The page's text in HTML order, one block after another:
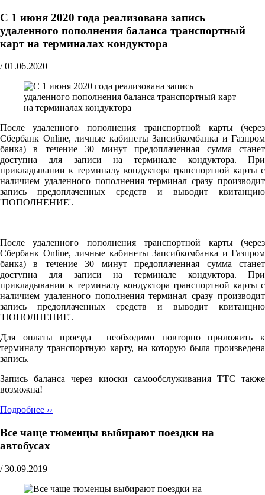
С 1 июня 2020 года реализована запись
удаленного пополнения баланса транспортный
карт на терминалах кондуктора
/ 01.06.2020
После удаленного пополнения транспортной карты (через
Сбербанк Online, личные кабинеты Запсибкомбанка и Газпром
банка) в течение 30 минут предоплаченная сумма станет
доступна для записи на терминале кондуктора. При
прикладывании к терминалу кондуктора транспортной карты с
наличием удаленного пополнения терминал сразу производит
запись предоплаченных средств и выводит квитанцию
'ПОПОЛНЕНИЕ'.
После удаленного пополнения транспортной карты (через
Сбербанк Online, личные кабинеты Запсибкомбанка и Газпром
банка) в течение 30 минут предоплаченная сумма станет
доступна для записи на терминале кондуктора. При
прикладывании к терминалу кондуктора транспортной карты с
наличием удаленного пополнения терминал сразу производит
запись предоплаченных средств и выводит квитанцию
'ПОПОЛНЕНИЕ'.
Для оплаты проезда необходимо повторно приложить к
терминалу транспортную карту, на которую была произведена
запись.
Запись баланса через киоски самообслуживания ТТС также
возможна!
Подробнее ››
Все чаще тюменцы выбирают поездки на
автобусах
/ 30.09.2019